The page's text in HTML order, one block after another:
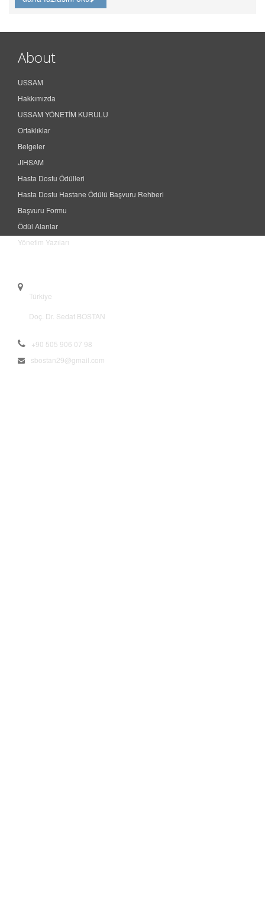
About
USSAM
Hakkımızda
USSAM YÖNETİM KURULU
Ortaklıklar
Belgeler
JIHSAM
Hasta Dostu Ödülleri
Hasta Dostu Hastane Ödülü Başvuru Rehberi
Başvuru Formu
Ödül Alanlar
Yönetim Yazıları
Türkiye
Doç. Dr. Sedat BOSTAN
+90 505 906 07 98
sbostan29@gmail.com